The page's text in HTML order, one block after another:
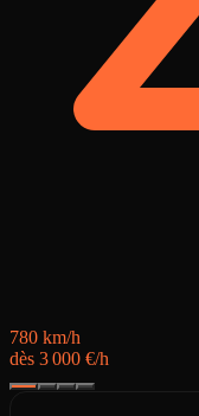
780 km/h
dès 3 000 €/h